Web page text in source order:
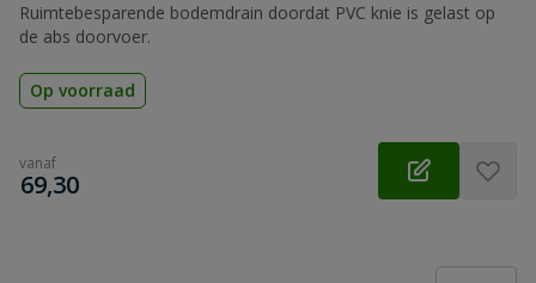
Ruimtebesparende bodemdrain doordat PVC knie is gelast op
de abs doorvoer.
Op voorraad
vanaf
€
69,30